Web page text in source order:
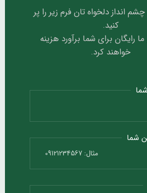
انداز دلخواه تان فرم زیر را پر
کنید.
رایگان برای شما برآورد هزینه
خواهند کرد.
شما